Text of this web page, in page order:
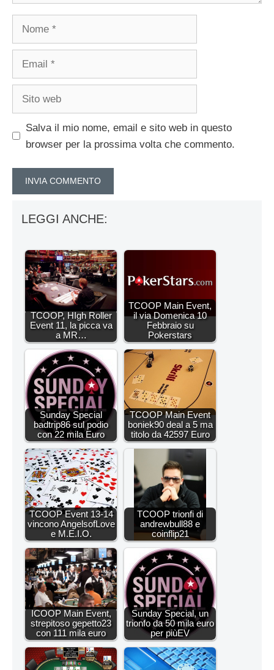
Salva il mio nome, email e sito web in questo
browser per la prossima volta che commento.
LEGGI ANCHE:
TCOOP, HIgh Roller
Event 11, la picca va
a MR…
TCOOP Main Event,
il via Domenica 10
Febbraio su
Pokerstars
Sunday Special
badtrip86 sul podio
con 22 mila Euro
TCOOP Main Event
boniek90 deal a 5 ma
titolo da 42597 Euro
TCOOP Event 13-14
vincono AngelsofLove
e M.E.I.O.
TCOOP trionfi di
andrewbull88 e
coinflip21
ICOOP Main Event,
strepitoso gepetto23
con 111 mila euro
Sunday Special, un
trionfo da 50 mila euro
per piùEV